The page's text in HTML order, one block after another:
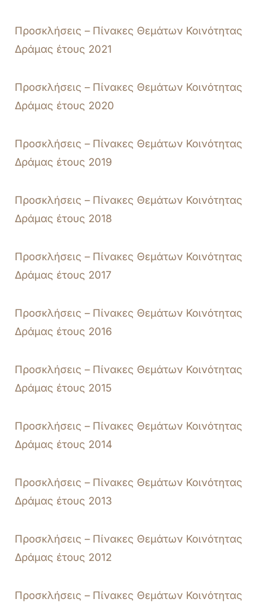
Προσκλήσεις – Πίνακες Θεμάτων Κοινότητας
Δράμας έτους 2021
Προσκλήσεις – Πίνακες Θεμάτων Κοινότητας
Δράμας έτους 2020
Προσκλήσεις – Πίνακες Θεμάτων Κοινότητας
Δράμας έτους 2019
Προσκλήσεις – Πίνακες Θεμάτων Κοινότητας
Δράμας έτους 2018
Προσκλήσεις – Πίνακες Θεμάτων Κοινότητας
Δράμας έτους 2017
Προσκλήσεις – Πίνακες Θεμάτων Κοινότητας
Δράμας έτους 2016
Προσκλήσεις – Πίνακες Θεμάτων Κοινότητας
Δράμας έτους 2015
Προσκλήσεις – Πίνακες Θεμάτων Κοινότητας
Δράμας έτους 2014
Προσκλήσεις – Πίνακες Θεμάτων Κοινότητας
Δράμας έτους 2013
Προσκλήσεις – Πίνακες Θεμάτων Κοινότητας
Δράμας έτους 2012
Προσκλήσεις – Πίνακες Θεμάτων Κοινότητας